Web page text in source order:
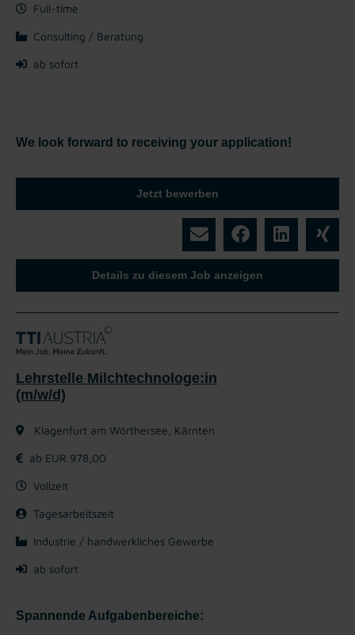
Full-time
Consulting / Beratung
ab sofort
We look forward to receiving your application!
Jetzt bewerben
Details zu diesem Job anzeigen
Lehrstelle Milchtechnologe:in
(m/w/d)
Klagenfurt am Wörthersee, Kärnten
ab EUR 978,00
Vollzeit
Tagesarbeitszeit
Industrie / handwerkliches Gewerbe
ab sofort
Spannende Aufgabenbereiche: